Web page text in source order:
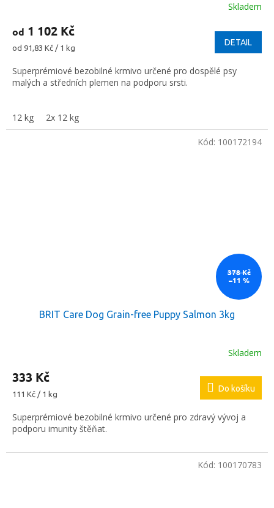
Skladem
od 1 102 Kč
Měrná
od 91,83 Kč / 1 kg
DETAIL
Superprémiové bezobilné krmivo určené pro dospělé psy
malých a středních plemen na podporu srsti.
12 kg 2x 12 kg
378 Kč
–11 %
BRIT Care Dog Grain-free Puppy Salmon 3kg
Skladem
333 Kč
Měrná
111 Kč / 1 kg
Do košíku
Superprémiové bezobilné krmivo určené pro zdravý vývoj a
podporu imunity štěňat.
Kód: 100172194
Kód: 100170783